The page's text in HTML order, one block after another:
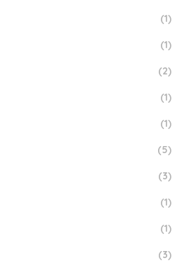
(1)
(1)
(2)
(1)
(1)
(5)
(3)
(1)
(1)
(3)